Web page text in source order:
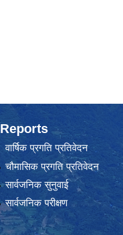
Reports
वार्षिक प्रगति प्रतिवेदन
चौमासिक प्रगति प्रतिवेदन
सार्वजनिक सुनुवाई
सार्वजनिक परीक्षण